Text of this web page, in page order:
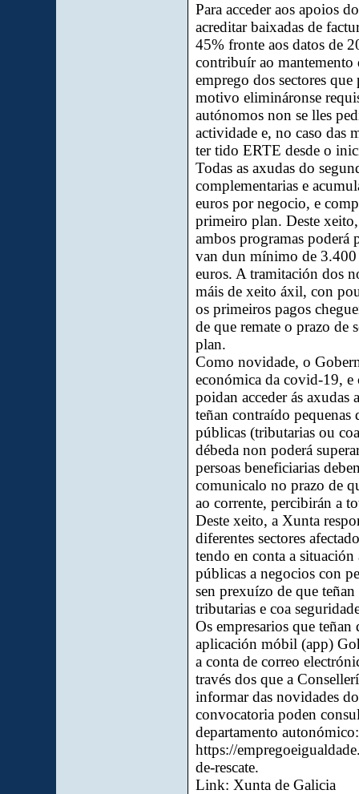
Para acceder aos apoios
acreditar baixadas de
45% fronte aos datos de
contribuír ao mantemento
emprego dos sectores que
motivo elimináronse
autónomos non se lles
actividade e, no caso das
ter tido ERTE desde o
Todas as axudas do
complementarias e
euros por negocio, e
primeiro plan. Deste
ambos programas poderá
van dun mínimo de
euros. A tramitación dos
máis de xeito áxil, con
os primeiros pagos
de que remate o prazo
plan.
Como novidade, o
económica da covid-19,
poidan acceder ás axudas
teñan contraído pequenas
públicas (tributarias ou
débeda non poderá
persoas beneficiarias
comunicalo no prazo de
ao corrente, percibirán a
Deste xeito, a Xunta
diferentes sectores
tendo en conta a situación
públicas a negocios con
sen prexuízo de que
tributarias e coa
Os empresarios que
aplicación móbil (app)
a conta de correo
través dos que a
informar das novidades
convocatoria poden
departamento autonómico:
https://
de-rescate.
Link: Xunta de Galicia